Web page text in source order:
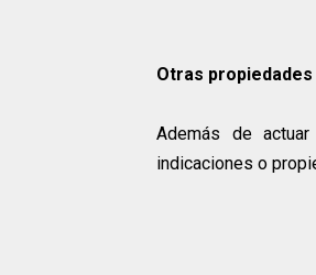
Otras
Además de
indicaciones o